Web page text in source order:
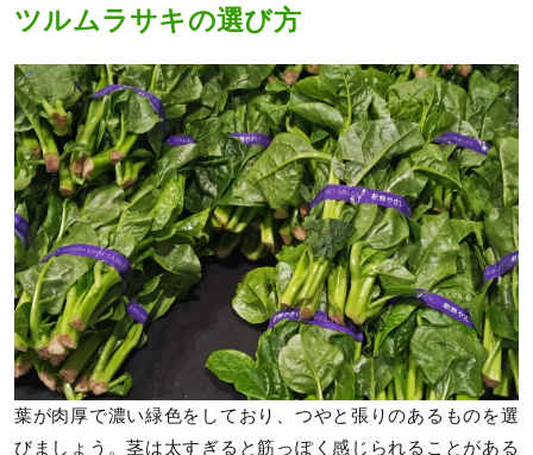
ツルムラサキの選び方
葉が肉厚で濃い緑色をしており、つやと張りのあるものを選
びましょう。茎は太すぎると筋っぽく感じられることがある